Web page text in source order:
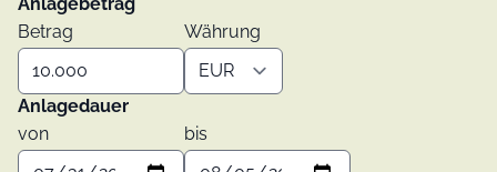
Betrag
Währung
Anlagedauer
von
bis